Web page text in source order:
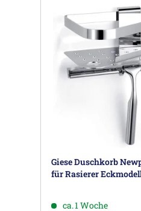
Giese Duschkorb
für Rasierer
ca. 1 Woche